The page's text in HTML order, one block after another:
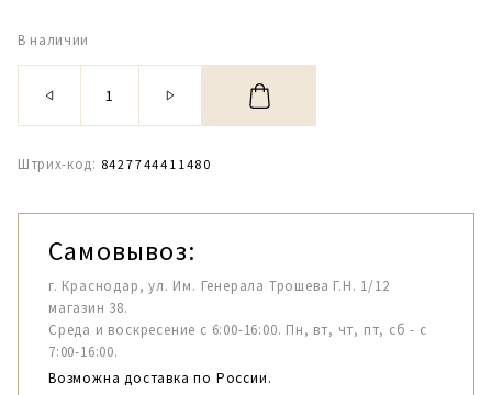
В наличии
Штрих-код: 8427744411480
Самовывоз:
г. Краснодар, ул. Им. Генерала Трошева Г.Н. 1/12
магазин 38.
Среда и воскресение с 6:00-16:00. Пн, вт, чт, пт, сб - с
7:00-16:00.
Возможна доставка по России.